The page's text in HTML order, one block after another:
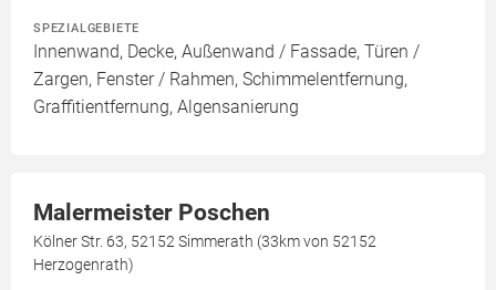
SPEZIALGEBIETE
Innenwand, Decke, Außenwand / Fassade, Türen /
Zargen, Fenster / Rahmen, Schimmelentfernung,
Graffitientfernung, Algensanierung
Malermeister Poschen
Kölner Str. 63, 52152 Simmerath (33km von 52152
Herzogenrath)